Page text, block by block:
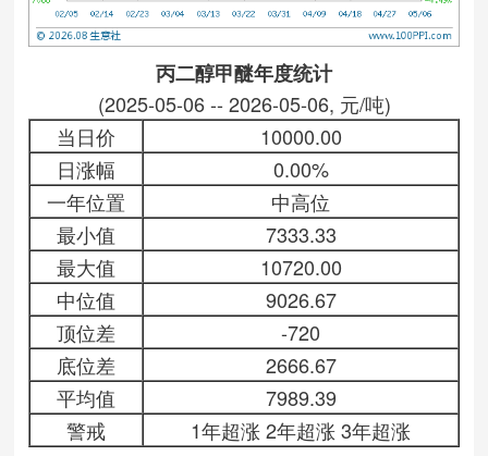
丙二醇甲醚年度统计
(2025-05-06 -- 2026-05-06, 元/吨)
当日价
10000.00
日涨幅
0.00%
一年位置
中高位
最小值
7333.33
最大值
10720.00
中位值
9026.67
顶位差
-720
底位差
2666.67
平均值
7989.39
警戒
1年超涨 2年超涨 3年超涨